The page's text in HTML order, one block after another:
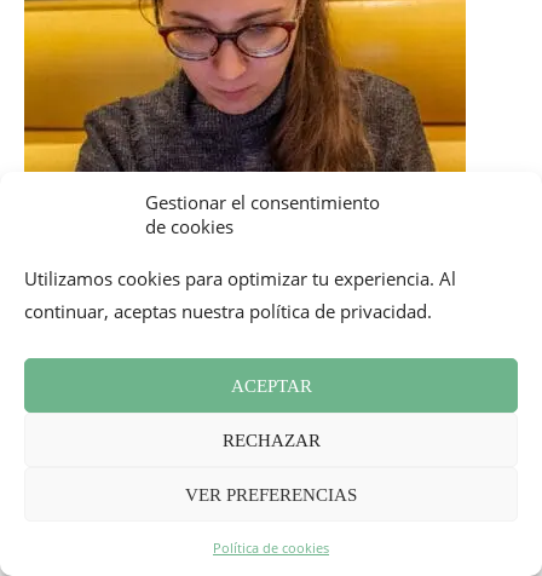
Gestionar el consentimiento
de cookies
Utilizamos cookies para optimizar tu experiencia. Al
continuar, aceptas nuestra política de privacidad.
ACEPTAR
RECHAZAR
VER PREFERENCIAS
Política de cookies